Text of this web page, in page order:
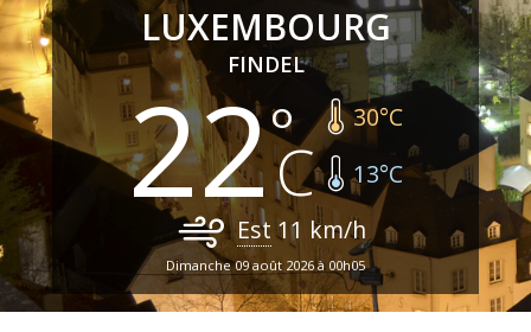
LUXEMBOURG
FINDEL
22 30°C
13°C
Est 11 km/h
Dimanche 09 août 2026 à 00h05